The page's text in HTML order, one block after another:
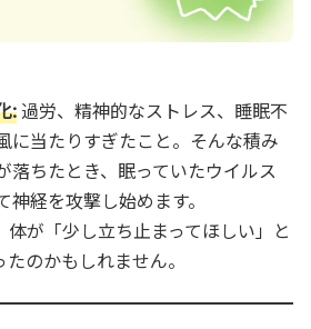
:過労、精神的なストレス、睡眠不
に当たりすぎたこと。そんな積み
落ちたとき、眠っていたウイルス
経を攻撃し始めます。
が「少し立ち止まってほしい」と
のかもしれません。